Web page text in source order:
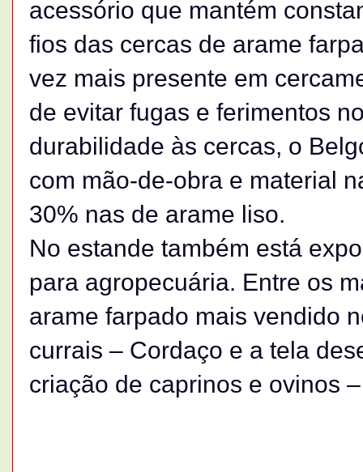
acessório que mantém
fios das cercas de arame
vez mais presente em
de evitar fugas e ferimentos
durabilidade às cercas, o
com mão-de-obra e material
30% nas de arame liso.
No estande também está
para agropecuária. Entre os
arame farpado mais vendido
currais – Cordaço e a tela
criação de caprinos e ovinos